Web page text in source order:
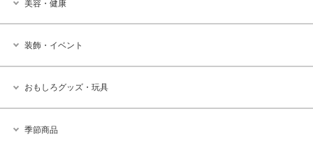
美容・健康
装飾・イベント
おもしろグッズ・玩具
季節商品